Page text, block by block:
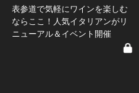
表参道で気軽にワインを楽しむ
ならここ！人気イタリアンがリ
ニューアル＆イベント開催